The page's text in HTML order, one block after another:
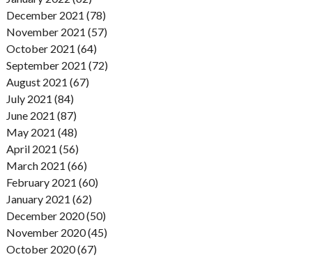
December 2021 (78)
November 2021 (57)
October 2021 (64)
September 2021 (72)
August 2021 (67)
July 2021 (84)
June 2021 (87)
May 2021 (48)
April 2021 (56)
March 2021 (66)
February 2021 (60)
January 2021 (62)
December 2020 (50)
November 2020 (45)
October 2020 (67)